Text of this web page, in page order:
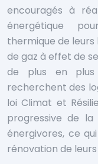
encouragés à
énergétique
thermique de
de gaz à effet de
de plus en plus
recherchent des
loi Climat et
progressive de
énergivores, ce
rénovation de leurs